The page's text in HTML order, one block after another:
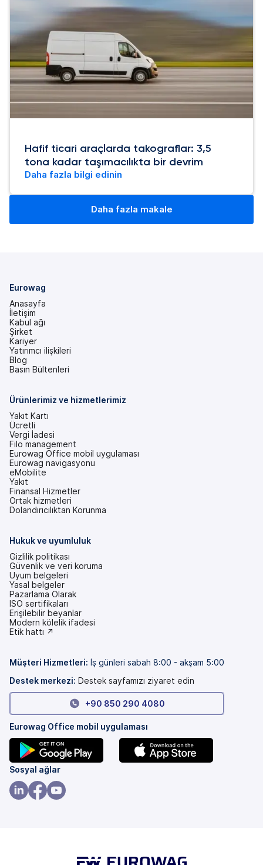
Hafif ticari araçlarda takograflar: 3,5
tona kadar taşımacılıkta bir devrim
Daha fazla bilgi edinin
Daha fazla makale
Eurowag
Anasayfa
İletişim
Kabul ağı
Şirket
Kariyer
Yatırımcı ilişkileri
(yeni
bir
Blog
Basın Bültenleri
Ürünlerimiz ve hizmetlerimiz
Yakıt Kartı
Ücretli
Vergi İadesi
Filo management
Eurowag Office mobil uygulaması
Eurowag navigasyonu
eMobilite
Yakıt
Finansal Hizmetler
Ortak hizmetleri
Dolandırıcılıktan Korunma
Hukuk ve uyumluluk
Gizlilik politikası
Güvenlik ve veri koruma
Uyum belgeleri
Yasal belgeler
Pazarlama Olarak
ISO sertifikaları
Erişilebilir beyanlar
(yeni
bir
Modern kölelik ifadesi
(yeni
Etik hattı ↗
Müşteri Hizmetleri: İş günleri sabah 8:00 - akşam 5:00
Destek merkezi: Destek sayfamızı ziyaret edin
+90 850 290 4080
Eurowag Office mobil uygulaması
(yeni
bir
sekmede)
Sosyal ağlar